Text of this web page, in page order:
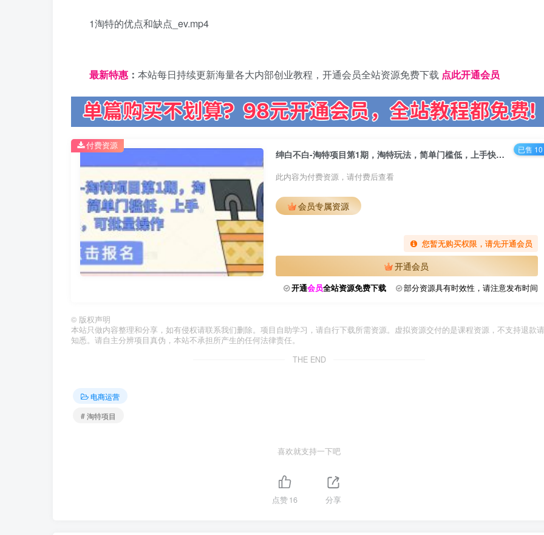
1淘特的优点和缺点_ev.mp4
最新特惠 ： 本站每日持续更新海量各大内部创业教程，开通会员全站资源免费下载 点此开通会员
绅白不白-淘特项目第1期，淘特玩法，简单门槛低，上手快，可批量操作
此内容为付费资源，请付费后查看
会员专属资源
您暂无购买权限，请先开通会员
开通会员
开通会员全站资源免费下载 部分资源具有时效性，请注意发布时间
付费资源 已售 10
© 版权声明
本站只做内容整理和分享，如有侵权请联系我们删除。项目自助学习，请自行下载所需资源。虚拟资源交付的是课程资源，不支持退款请
知悉。请自主分辨项目真伪，本站不承担所产生的任何法律责任。
THE END
电商运营
# 淘特项目
喜欢就支持一下吧
点赞16 分享